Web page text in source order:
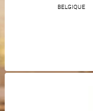
BELGIQUE